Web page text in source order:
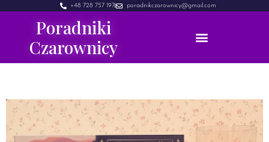
+48 728 757 197 poradnikczarownicy@gmail.com
Poradniki
Czarownicy